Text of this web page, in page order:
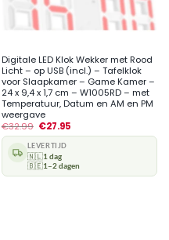
Digitale LED Klok Wekker met Rood
Licht – op USB (incl.) – Tafelklok
voor Slaapkamer – Game Kamer –
24 x 9,4 x 1,7 cm – W1005RD – met
Temperatuur, Datum en AM en PM
weergave
€32.99 €27.95
LEVERTIJD
🇳🇱1 dag
🇧🇪1–2 dagen